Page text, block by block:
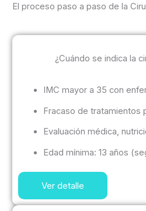
El proceso paso a paso de la
¿Cuándo se indica la
IMC mayor a 35 con
Fracaso de tratamientos
Evaluación médica,
Edad mínima: 13 años
Ver detalle